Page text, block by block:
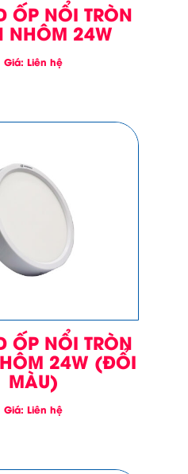
ỐP NỔI TRÒN
NHÔM 24W
Giá: Liên hệ
ỐP NỔI TRÒN
24W (ĐỔI
MÀU)
Giá: Liên hệ